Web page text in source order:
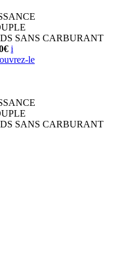
SANS CARBURANT
i
le
SANS CARBURANT